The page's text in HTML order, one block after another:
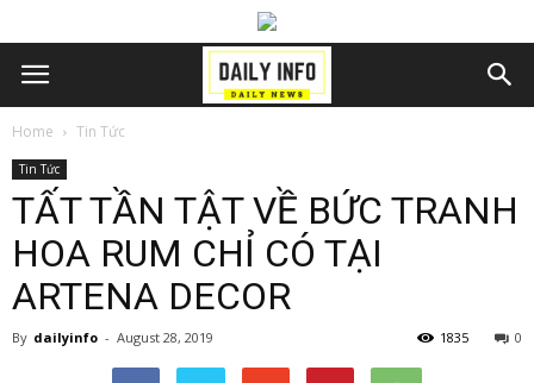
Home Tin Tức
Tin Tức
TẤT TẦN TẬT VỀ BỨC TRANH
HOA RUM CHỈ CÓ TẠI
ARTENA DECOR
By dailyinfo - August 28, 2019 0
1835